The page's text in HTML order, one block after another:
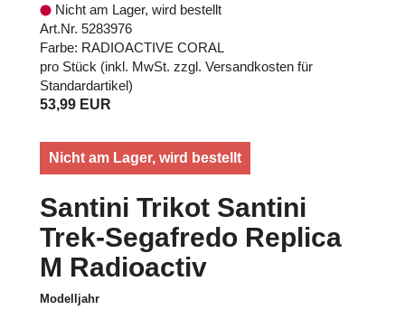
Nicht am Lager, wird bestellt
Art.Nr. 5283976
Farbe: RADIOACTIVE CORAL
pro Stück (inkl. MwSt. zzgl. Versandkosten für
Standardartikel)
53,99 EUR
Nicht am Lager, wird bestellt
Santini Trikot Santini
Trek-Segafredo Replica
M Radioactiv
Modelljahr